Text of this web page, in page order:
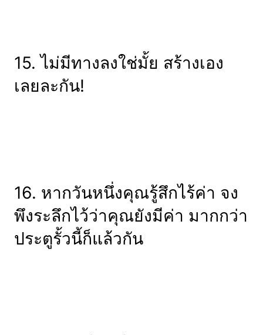
15. ไม่มีทางลงใช่มั้ย สร้างเอง
เลยละกัน!
16. หากวันหนึ่งคุณรู้สึกไร้ค่า จง
พึงระลึกไว้ว่าคุณยังมีค่า มากกว่า
ประตูรั้วนี้ก็แล้วกัน